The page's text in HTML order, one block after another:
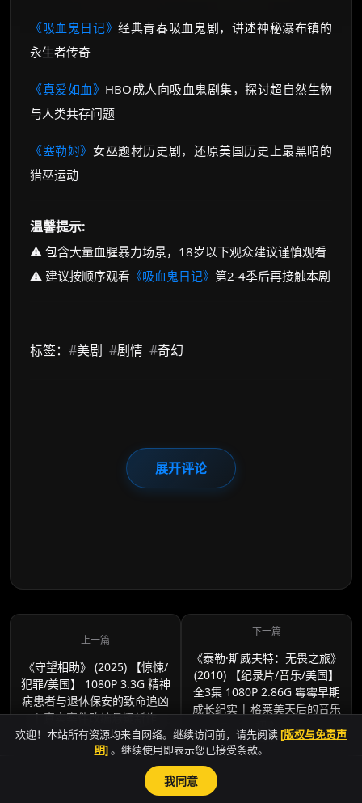
《吸血鬼日记》经典青春吸血鬼剧，讲述神秘瀑布镇的
永生者传奇
《真爱如血》 HBO成人向吸血鬼剧集，探讨超自然生物
与人类共存问题
《塞勒姆》女巫题材历史剧，还原美国历史上最黑暗的
猎巫运动
温馨提示:
⚠️ 包含大量血腥暴力场景，18岁以下观众建议谨慎观看
⚠️ 建议按顺序观看 《吸血鬼日记》 第2-4季后再接触本剧
标签： #美剧 #剧情 #奇幻
展开评论
《守望相助》 (2025) 【惊悚/
犯罪/美国】 1080P 3.3G 精神
病患者与退休保安的致命追凶
| 真实案件改编悬疑新作
《泰勒·斯威夫特：无畏之旅》
(2010) 【纪录片/音乐/美国】
全3集 1080P 2.86G 霉霉早期
成长纪实 | 格莱美天后的音乐
初心
sitemap
欢迎！本站所有资源均来自网络。继续访问前，请先阅读 [版权与免责声
明]。继续使用即表示您已接受条款。
我同意